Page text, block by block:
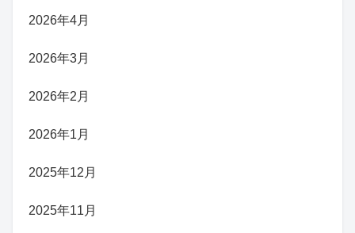
2026年4月
2026年3月
2026年2月
2026年1月
2025年12月
2025年11月